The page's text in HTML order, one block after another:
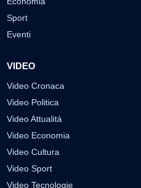
Sport
Eventi
VIDEO
Video Cronaca
Video Politica
Video Attualità
Video Economia
Video Cultura
Video Sport
Video Tecnologie